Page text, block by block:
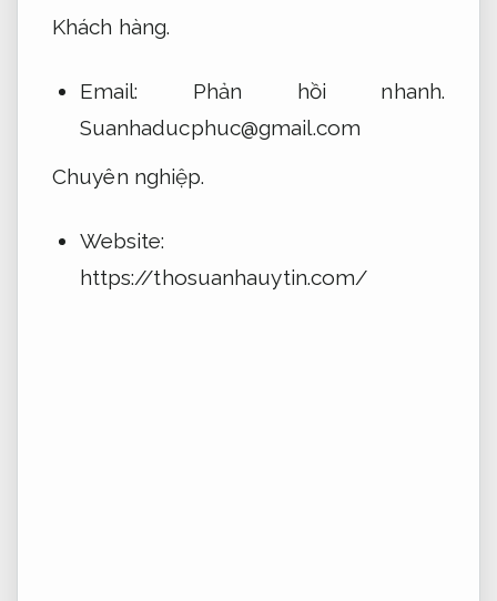
Khách hàng.
Email: Phản hồi nhanh.
Suanhaducphuc@gmail.com
Chuyên nghiệp.
Website:
https://thosuanhauytin.com/